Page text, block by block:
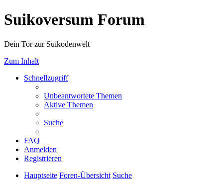
Suikoversum Forum
Dein Tor zur Suikodenwelt
Zum Inhalt
Schnellzugriff
Unbeantwortete Themen
Aktive Themen
Suche
FAQ
Anmelden
Registrieren
Hauptseite Foren-Übersicht Suche